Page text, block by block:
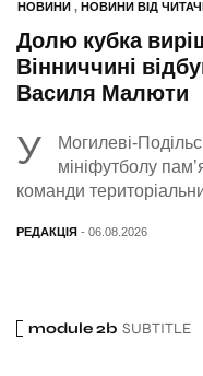
НОВИНИ , НОВИНИ ВІД
Долю кубка
Вінниччині
Василя Малюти
У
Могилеві-
мініфутболу
команди
РЕДАКЦІЯ - 06.08.2026
module 2b SUBTITLE